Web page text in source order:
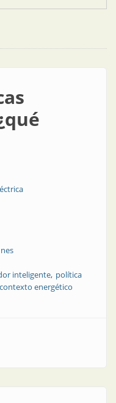
inteligente política
contexto energético
¿qué hacer?